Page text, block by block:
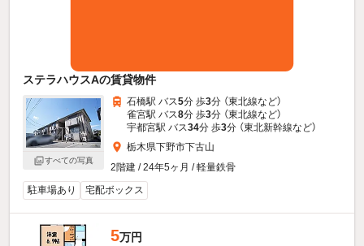
ステラハウスAの賃貸物件
すべての写真
石橋駅 バス5分 歩3分 （東北線など）
雀宮駅 バス8分 歩3分 （東北線など）
宇都宮駅 バス34分 歩3分 （東北新幹線など）
栃木県下野市下古山
2階建 / 24年5ヶ月 / 軽量鉄骨
駐車場あり
宅配ボックス
5万円